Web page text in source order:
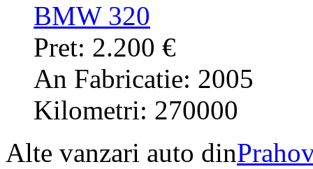
BMW 320
Pret: 2.200 €
An Fabricatie: 2005
Kilometri: 270000
Alte vanzari auto din